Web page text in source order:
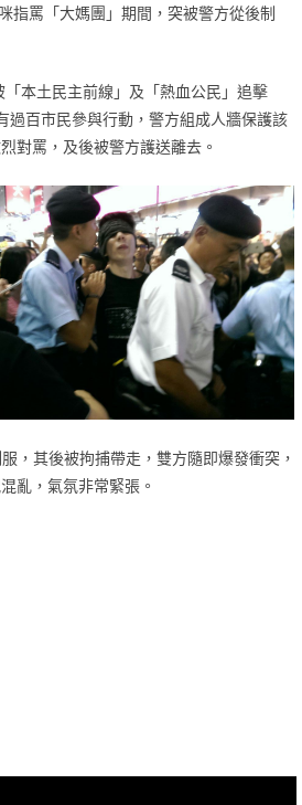
指罵「大媽團」期間，突被警方從後制
本土民主前線」及「熱血公民」追擊
過百市民參與行動，警方組成人牆保護該
對罵，及後被警方護送離去。
，其後被拘捕帶走，雙方隨即爆發衝突，
亂，氣氛非常緊張。